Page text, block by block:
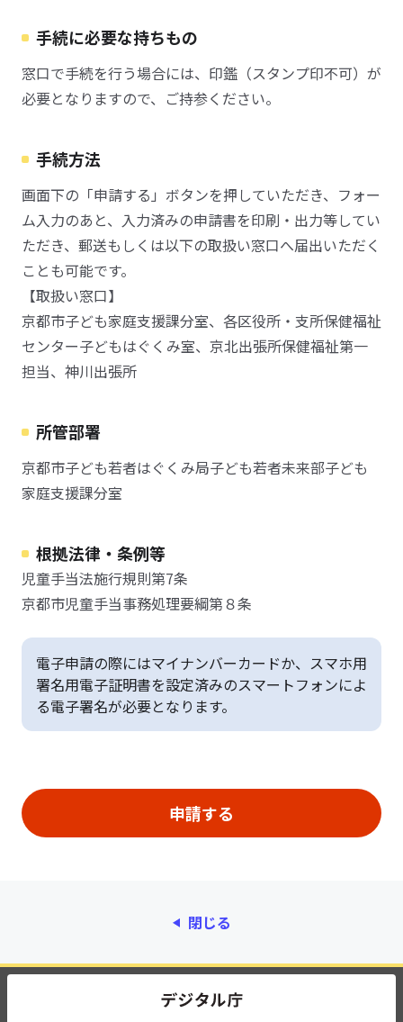
手続に必要な持ちもの
窓口で手続を行う場合には、印鑑（スタンプ印不可）が
必要となりますので、ご持参ください。
手続方法
画面下の「申請する」ボタンを押していただき、フォー
ム入力のあと、入力済みの申請書を印刷・出力等してい
ただき、郵送もしくは以下の取扱い窓口へ届出いただく
ことも可能です。
【取扱い窓口】
京都市子ども家庭支援課分室、各区役所・支所保健福祉
センター子どもはぐくみ室、京北出張所保健福祉第一
担当、神川出張所
所管部署
京都市子ども若者はぐくみ局子ども若者未来部子ども
家庭支援課分室
根拠法律・条例等
児童手当法施行規則第7条
京都市児童手当事務処理要綱第８条
電子申請の際にはマイナンバーカードか、スマホ用
署名用電子証明書を設定済みのスマートフォンによ
る電子署名が必要となります。
閉じる